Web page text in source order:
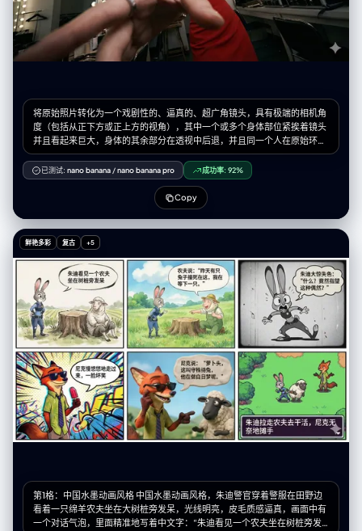
将原始照片转化为一个戏剧性的、逼真的、超广角镜头，具有极端的相机角
度（包括从正下方或正上方的视角），其中一个或多个身体部位紧挨着镜头
并且看起来巨大，身体的其余部分在透视中后退，并且同一个人在原始环境
的一致的、扩展的版本中摆出一个时尚的、复杂的、有力的姿势。
已测试: nano banana /nano banana pro 成功率: 92%
Copy
鲜艳多彩 复古 +5
第1格：中国水墨动画风格 中国水墨动画风格，朱迪警官穿着警服在田野边
看着一只绵羊农夫坐在大树桩旁发呆，光线明亮，皮毛质感逼真，画面中有
一个对话气泡，里面精准地写着中文字：“朱迪看见一个农夫坐在树桩旁发